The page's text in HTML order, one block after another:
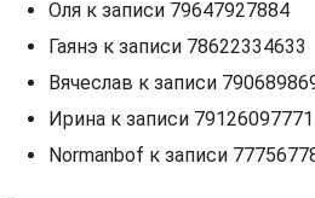
Оля к записи 79647927884
Гаянэ к записи 78622334633
Вячеслав к записи
Ирина к записи 79126097771
Normanbof к записи